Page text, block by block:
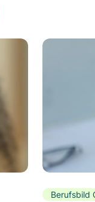
Berufsbild